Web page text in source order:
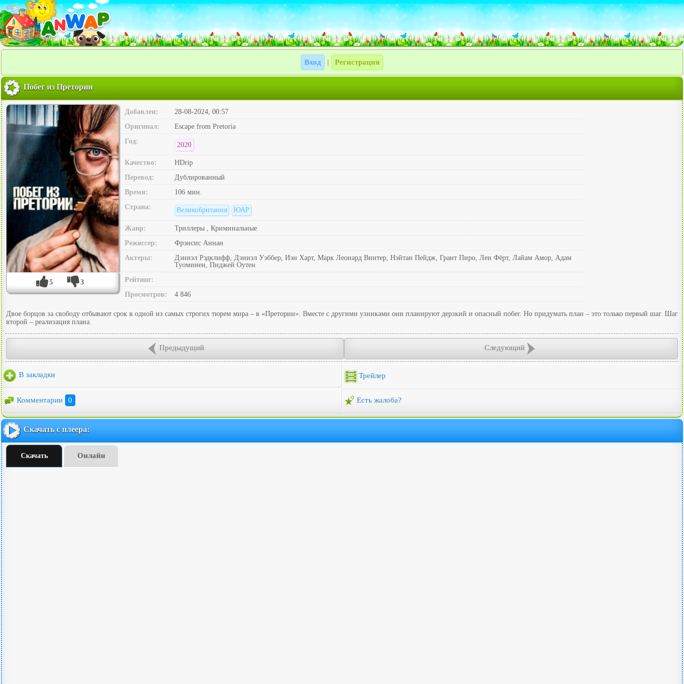
Вход Регистрация
Побег из Претории
5 3
Добавлен:
28-08-2024, 00:57
Оригинал:
Escape from Pretoria
Год:
2020
Качество:
HDrip
Перевод:
Дублированный
Время:
106 мин.
Страна:
Великобритания ЮАР
Жанр:
Триллеры , Криминальные
Режиссер:
Фрэнсис Аннан
Актеры:
Дэниэл Рэдклифф, Дэниэл Уэббер, Иэн Харт, Марк Леонард Винтер, Нэйтан Пейдж, Грант Пиро, Лен Фёрт, Лайам Амор, Адам
Туоминен, Пиджей Оутен
Рейтинг:
Просмотров:
4 846
Двое борцов за свободу отбывают срок в одной из самых строгих тюрем мира – в «Претории». Вместе с другими узниками они планируют дерзкий и опасный побег. Но придумать план – это только первый шаг. Шаг
второй – реализация плана.
Предыдущий Следующий
В закладки Трейлер
Комментарии 0 Есть жалоба?
Скачать с плеера:
Скачать Онлайн